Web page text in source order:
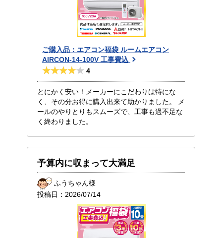
ご購入品：エアコン福袋 ルームエアコン
AIRCON-14-100V 工事費込
4
とにかく安い！メーカーにこだわりは特にな
く、その分お得に購入出来て助かりました。 メ
ールのやりとりもスムーズで、工事も過不足な
く終わりました。
予算内に収まって大満足
ふうちゃん様
投稿日： 2026/07/14